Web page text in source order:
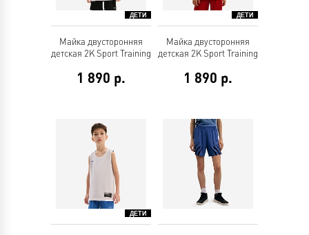
Майка двусторонняя
детская 2K Sport Training
1 890 р.
Майка двусторонняя
детская 2K Sport Training
1 890 р.